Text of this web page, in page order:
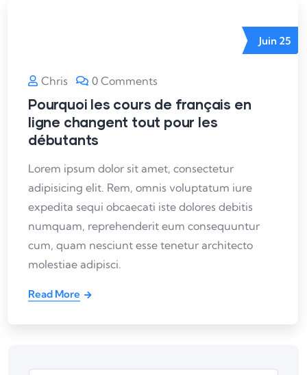
Juin 25
Chris 0 Comments
Pourquoi les cours de français en
ligne changent tout pour les
débutants
Lorem ipsum dolor sit amet, consectetur
adipisicing elit. Rem, omnis voluptatum iure
expedita sequi obcaecati iste dolores debitis
numquam, reprehenderit eum consequuntur
cum, quam nesciunt esse tenetur architecto
molestiae adipisci.
Read More